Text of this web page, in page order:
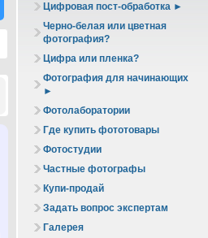
Цифровая пост-обработка ►
Черно-белая или цветная
фотография?
Цифра или пленка?
Фотография для начинающих
►
Фотолаборатории
Где купить фототовары
Фотостудии
Частные фотографы
Купи-продай
Задать вопрос экспертам
Галерея